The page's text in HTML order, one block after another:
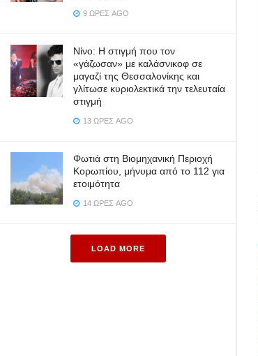
9 ΏΡΕΣ AGO
Νίνο: Η στιγμή που τον
«γάζωσαν» με καλάσνικοφ σε
μαγαζί της Θεσσαλονίκης και
γλίτωσε κυριολεκτικά την τελευταία
στιγμή
13 ΏΡΕΣ AGO
Φωτιά στη Βιομηχανική Περιοχή
Κορωπίου, μήνυμα από το 112 για
ετοιμότητα
14 ΏΡΕΣ AGO
LOAD MORE